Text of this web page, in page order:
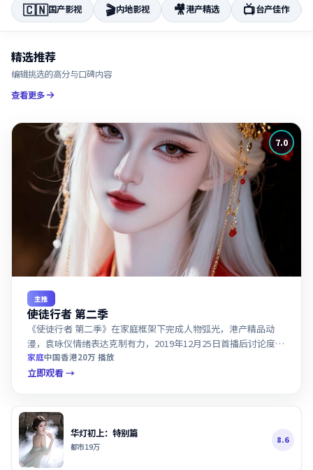
🇨🇳国产影视 🎬内地影视 🎥港产精选 📺台产佳作
精选推荐
编辑挑选的高分与口碑内容
查看更多
7.0
主推
使徒行者 第二季
《使徒行者 第二季》在家庭框架下完成人物弧光，港产精品动
漫，袁咏仪情绪表达克制有力，2019年12月25日首播后讨论度攀
升。
家庭中国香港20万 播放
立即观看 →
华灯初上：特别篇
都市19万
8.6